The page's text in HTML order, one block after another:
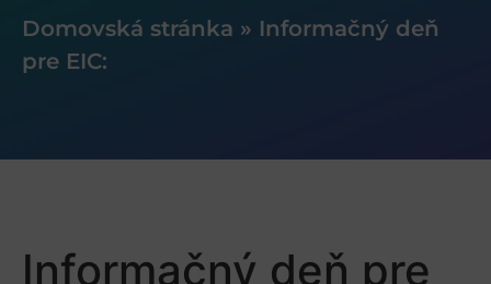
Domovská stránka » Informačný deň
pre EIC:
Informačný deň pre